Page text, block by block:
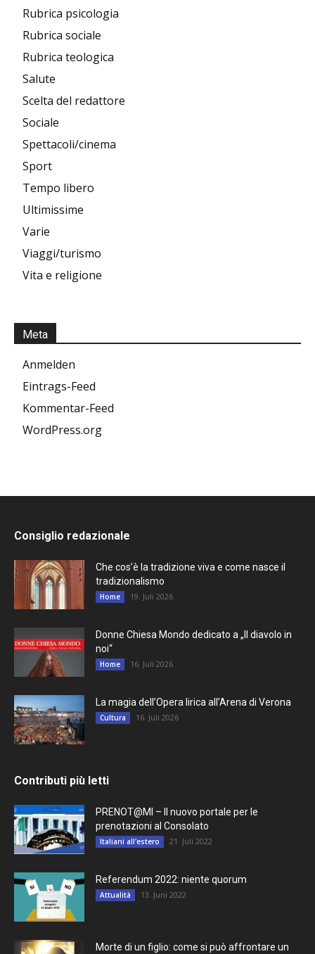
Rubrica psicologia
Rubrica sociale
Rubrica teologica
Salute
Scelta del redattore
Sociale
Spettacoli/cinema
Sport
Tempo libero
Ultimissime
Varie
Viaggi/turismo
Vita e religione
Meta
Anmelden
Eintrags-Feed
Kommentar-Feed
WordPress.org
Consiglio redazionale
Che cos’è la tradizione viva e come nasce il
tradizionalismo
Home 19. Juli 2026
Donne Chiesa Mondo dedicato a „Il diavolo in
noi“
Home 16. Juli 2026
La magia dell’Opera lirica all’Arena di Verona
Cultura 16. Juli 2026
Contributi più letti
PRENOT@MI – Il nuovo portale per le
prenotazioni al Consolato
Italiani all'estero 21. Juli 2022
Referendum 2022: niente quorum
Attualità 13. Juni 2022
Morte di un figlio: come si può affrontare un